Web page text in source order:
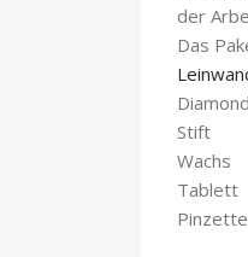
der
Das
Stift
Wachs
Tablett
Pinzette